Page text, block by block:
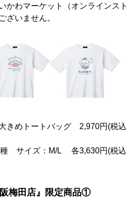
かわマーケット（オンラインスト
ざいません。
きめトートバッグ 2,970円(税込
サイズ：M/L 各3,630円(税込
阪梅田店』限定商品①